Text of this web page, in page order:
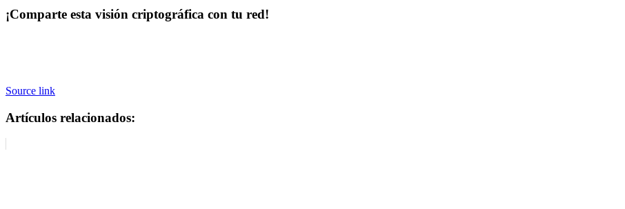
¡Comparte esta visión criptográfica con tu red!
Source link
Artículos relacionados: